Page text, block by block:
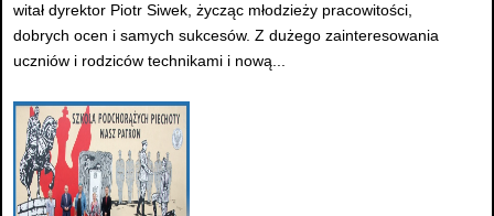
witał dyrektor Piotr Siwek, życząc młodzieży pracowitości,
dobrych ocen i samych sukcesów. Z dużego zainteresowania
uczniów i rodziców technikami i nową...